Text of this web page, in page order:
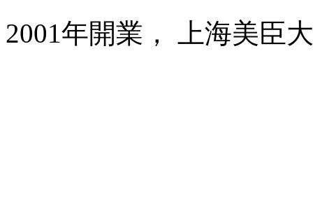
2001年開業， 上海美